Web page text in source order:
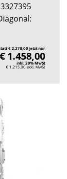
€ 2.278,00 jetzt nur
€ 1.458,00
inkl. 20% MwSt
€ 1.215,00exkl. MwSt